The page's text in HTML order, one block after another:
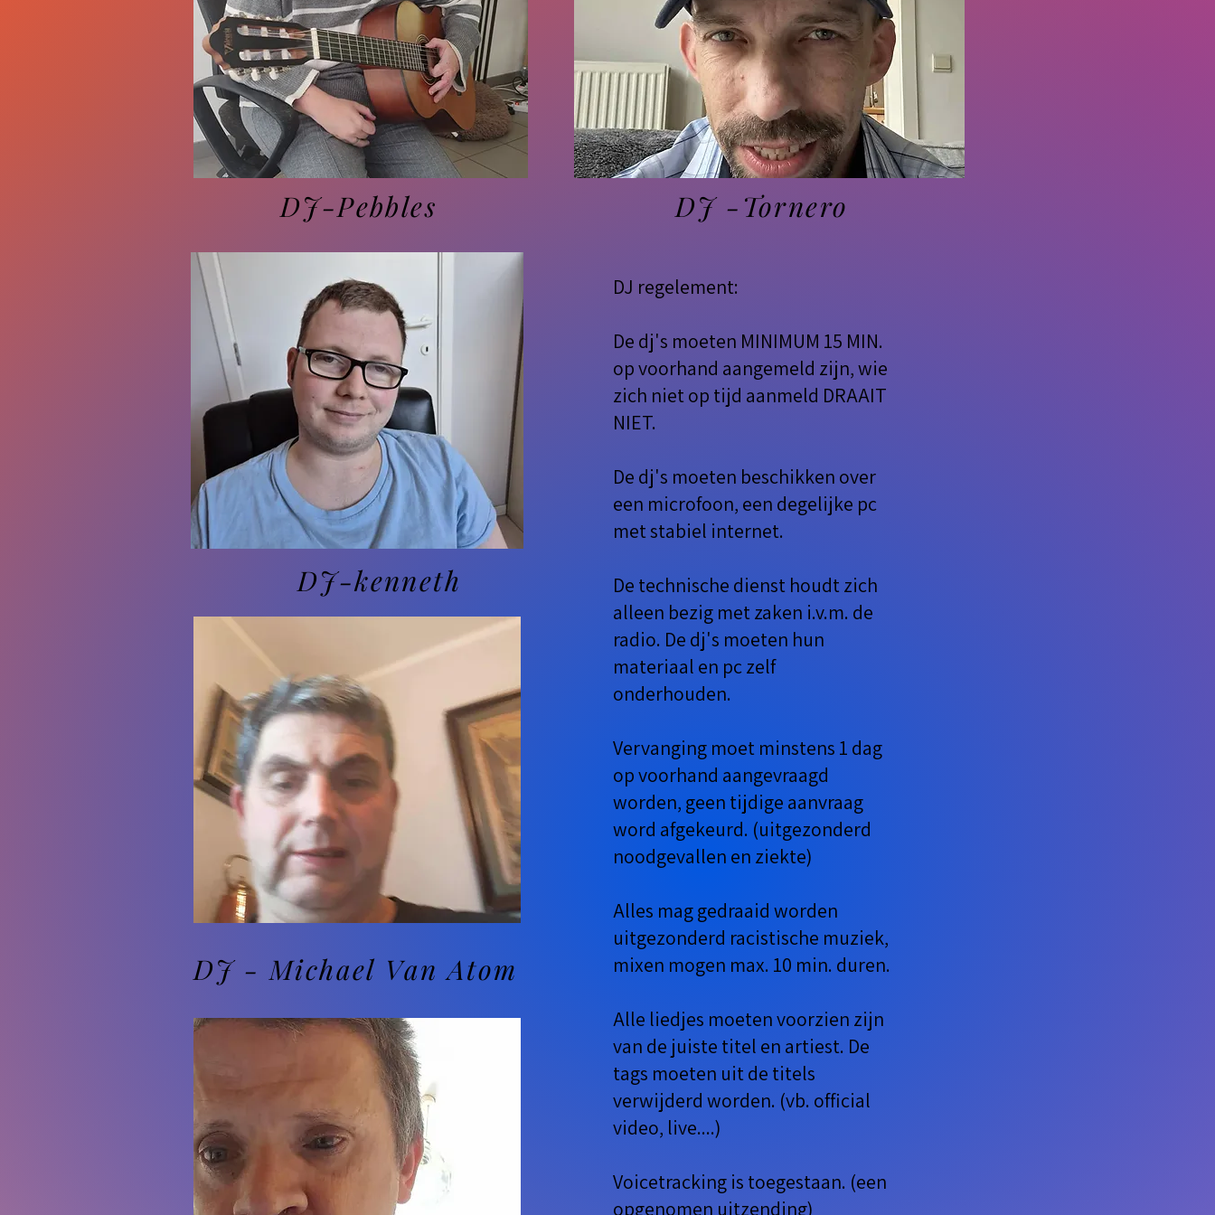
DJ-Pebbles DJ -Tornero
DJ-kenneth
DJ - Michael Van Atom
DJ regelement:
De dj's moeten MINIMUM 15 MIN.
op voorhand aangemeld zijn, wie
zich niet op tijd aanmeld DRAAIT
NIET.
De dj's moeten beschikken over
een microfoon, een degelijke pc
met stabiel internet.
De technische dienst houdt zich
alleen bezig met zaken i.v.m. de
radio. De dj's moeten hun
materiaal en pc zelf
onderhouden.
Vervanging moet minstens 1 dag
op voorhand aangevraagd
worden, geen tijdige aanvraag
word afgekeurd. (uitgezonderd
noodgevallen en ziekte)
Alles mag gedraaid worden
uitgezonderd racistische muziek,
mixen mogen max. 10 min. duren.
Alle liedjes moeten voorzien zijn
van de juiste titel en artiest. De
tags moeten uit de titels
verwijderd worden. (vb. official
video, live....)
Voicetracking is toegestaan. (een
opgenomen uitzending)